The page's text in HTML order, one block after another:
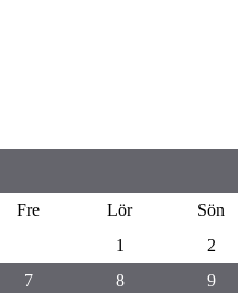
Fre Lör
Sön
1
2
7 8
9